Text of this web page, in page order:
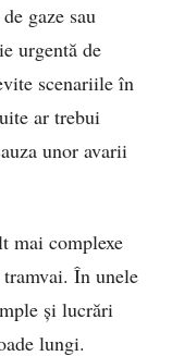
gaze sau
urgentă de
scenariile în
ar trebui
unor avarii
mai complexe
În unele
și lucrări
lungi.